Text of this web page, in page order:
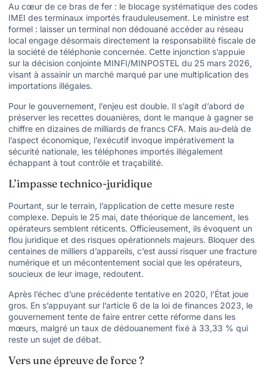
Au cœur de ce bras de fer : le blocage systématique des codes
IMEI des terminaux importés frauduleusement. Le ministre est
formel : laisser un terminal non dédouané accéder au réseau
local engage désormais directement la responsabilité fiscale de
la société de téléphonie concernée. Cette injonction s’appuie
sur la décision conjointe MINFI/MINPOSTEL du 25 mars 2026,
visant à assainir un marché marqué par une multiplication des
importations illégales.
Pour le gouvernement, l’enjeu est double. Il s’agit d’abord de
préserver les recettes douanières, dont le manque à gagner se
chiffre en dizaines de milliards de francs CFA. Mais au-delà de
l’aspect économique, l’exécutif invoque impérativement la
sécurité nationale, les téléphones importés illégalement
échappant à tout contrôle et traçabilité.
L’impasse technico-juridique
Pourtant, sur le terrain, l’application de cette mesure reste
complexe. Depuis le 25 mai, date théorique de lancement, les
opérateurs semblent réticents. Officieusement, ils évoquent un
flou juridique et des risques opérationnels majeurs. Bloquer des
centaines de milliers d’appareils, c’est aussi risquer une fracture
numérique et un mécontentement social que les opérateurs,
soucieux de leur image, redoutent.
Après l’échec d’une précédente tentative en 2020, l’État joue
gros. En s’appuyant sur l’article 6 de la loi de finances 2023, le
gouvernement tente de faire entrer cette réforme dans les
mœurs, malgré un taux de dédouanement fixé à 33,33 % qui
reste un sujet de débat.
Vers une épreuve de force ?